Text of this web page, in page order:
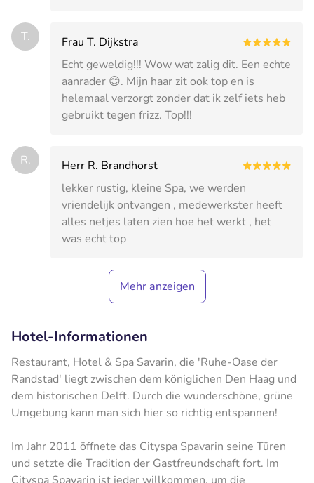
T.
Frau T. Dijkstra
Echt geweldig!!! Wow wat zalig dit. Een echte
aanrader 😊. Mijn haar zit ook top en is
helemaal verzorgt zonder dat ik zelf iets heb
gebruikt tegen frizz. Top!!!
R.
Herr R. Brandhorst
lekker rustig, kleine Spa, we werden
vriendelijk ontvangen , medewerkster heeft
alles netjes laten zien hoe het werkt , het
was echt top
Mehr anzeigen
Hotel-Informationen
Restaurant, Hotel & Spa Savarin, die 'Ruhe-Oase der
Randstad' liegt zwischen dem königlichen Den Haag und
dem historischen Delft. Durch die wunderschöne, grüne
Umgebung kann man sich hier so richtig entspannen!
Im Jahr 2011 öffnete das Cityspa Spavarin seine Türen
und setzte die Tradition der Gastfreundschaft fort. Im